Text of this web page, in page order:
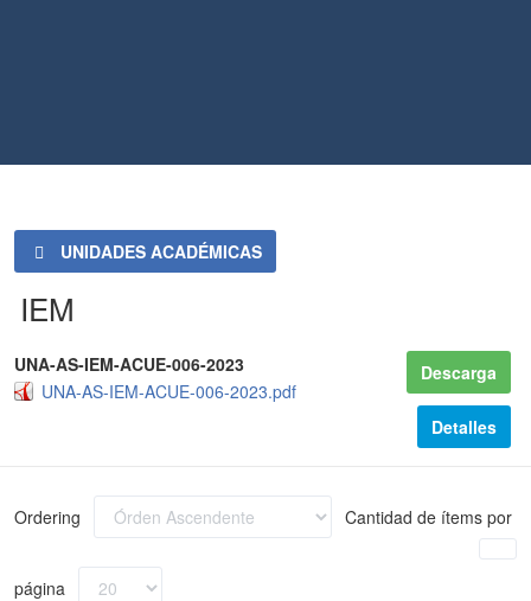
UNIDADES ACADÉMICAS
IEM
UNA-AS-IEM-ACUE-006-2023
UNA-AS-IEM-ACUE-006-2023.pdf
Descarga
Detalles
Ordering Cantidad de ítems por
página